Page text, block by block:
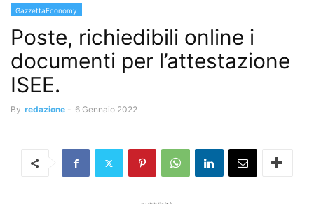
GazzettaEconomy
Poste, richiedibili online i
documenti per l’attestazione
ISEE.
By redazione - 6 Gennaio 2022